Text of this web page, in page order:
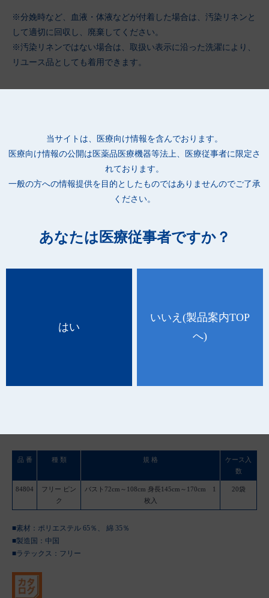
当サイトは、医療向け情報を含んでおります。
医療向け情報の公開は 医薬品医療機器等法上、医療従事者に限定さ
れております。
一般の方への情報提供を目的としたものではありませんのでご了承
ください。
あなたは医療従事者ですか？
はい
いいえ(製品案内TOP
へ)
※分娩時など、血液・体液などが付着した場合は、汚染リネンと
して適切に回収し、廃棄してください。
※汚染リネンではない場合は、取扱い表示に沿った洗濯により、
リユース品としても着用できます。
品 番 種 類 規 格
ケース入
数
84804
フリー ピン
ク
バスト72cm～108cm 身長145cm～170cm 1
枚入
20袋
■素材：ポリエステル 65％、 綿 35％
■製造国： 中国
■ラテックス：フリー